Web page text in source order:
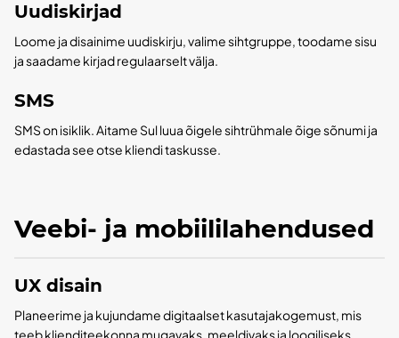
Uudiskirjad
Loome ja disainime uudiskirju, valime sihtgruppe, toodame sisu
ja saadame kirjad regulaarselt välja.
SMS
SMS on isiklik. Aitame Sul luua õigele sihtrühmale õige sõnumi ja
edastada see otse kliendi taskusse.
Veebi- ja mobiililahendused
UX disain
Planeerime ja kujundame digitaalset kasutajakogemust, mis
teeb klienditeekonna mugavaks, meeldivaks ja loogiliseks.